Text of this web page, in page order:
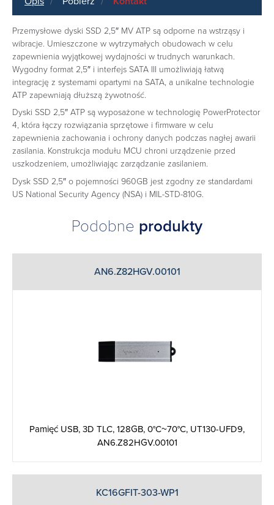
Przemysłowe dyski SSD 2,5″ MV ATP są odporne na wstrząsy i
wibracje. Umieszczone w wytrzymałych obudowach w celu
zapewnienia wyjątkowej wydajności w trudnych warunkach.
Wygodny format 2,5″ i interfejs SATA III umożliwiają łatwą
integrację z systemami opartymi na SATA, a unikalne technologie
ATP zapewniają dłuższą żywotność.
Dyski SSD 2,5″ ATP są wyposażone w technologię PowerProtector
4, która łączy rozwiązania sprzętowe i firmware w celu
zapewnienia zachowania i ochrony danych podczas nagłej awarii
zasilania. Konstrukcja modułu MCU chroni urządzenie przed
uszkodzeniem, umożliwiając zarządzanie zasilaniem.
Dysk SSD 2,5″ o pojemności 960GB jest zgodny ze standardami
US National Security Agency (NSA) i MIL-STD-810G.
Podobne produkty
AN6.Z82HGV.00101
Pamięć USB, 3D TLC, 128GB, 0°C~70°C, UT130-UFD9,
AN6.Z82HGV.00101
KC16GFIT-303-WP1